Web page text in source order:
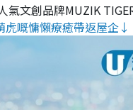
氣文創品牌MUZIK
虎嘅慵懶療癒帶返屋企↓